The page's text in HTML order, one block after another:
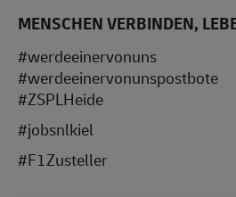
MENSCHEN VERBINDEN,
#werdeeinervonuns
#werdeeinervonunspostbote
#ZSPLHeide
#jobsnlkiel
#F1Zusteller